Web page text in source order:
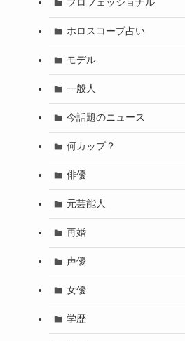
ホロスコープ占い
モデル
一般人
今話題のニュース
何カップ？
俳優
元芸能人
再婚
声優
女優
学歴